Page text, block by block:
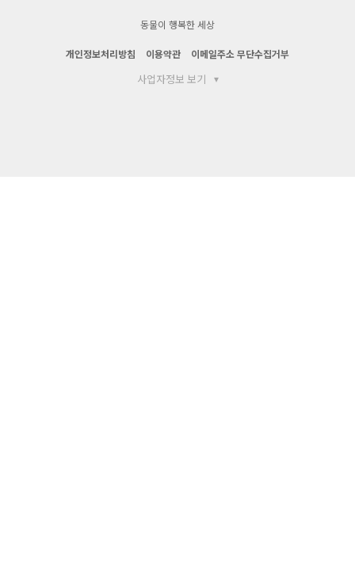
동물이 행복한 세상
개인정보처리방침 이용약관 이메일주소 무단수집거부
사업자정보 보기 ▾